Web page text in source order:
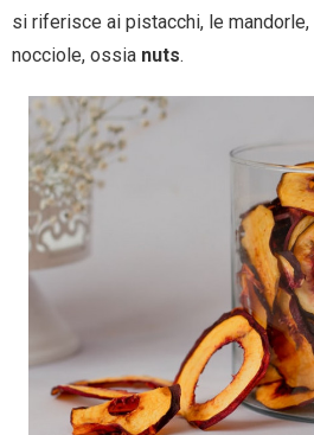
si riferisce ai pistacchi, le
nocciole, ossia nuts.